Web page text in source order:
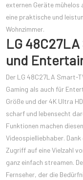
externen Geräte mühelos
eine praktische und
Wohnzimmer.
LG
und
Der LG 48C27LA Smart-
Gaming als auch für
Größe und der 4K Ultra
scharf und lebensecht
Funktionen machen
Videospielliebhaber.
Zugriff auf eine Vielzahl
ganz einfach streamen.
Fernseher, der die